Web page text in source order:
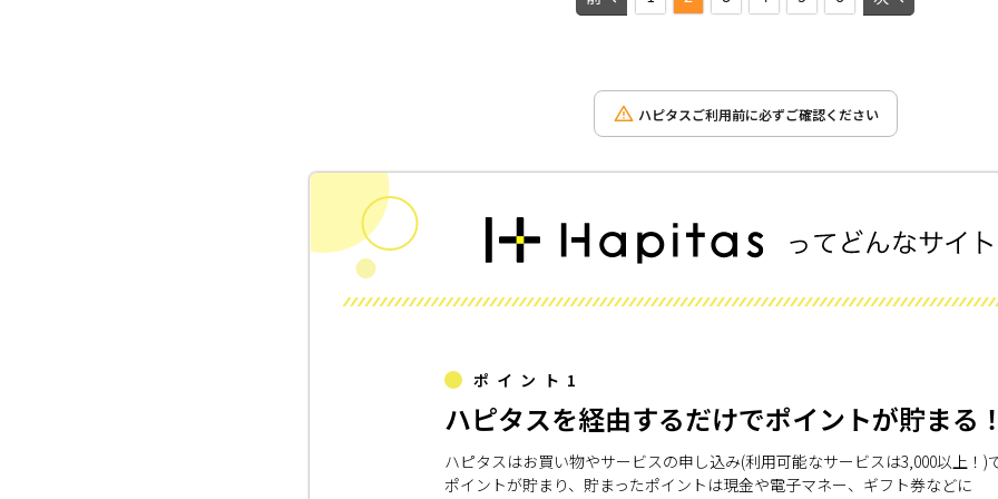
ハピタスご利用前に必ずご確認ください
ポイント1
ハピタスを経由するだけでポイントが貯まる
ハピタスはお買い物やサービスの申し込み(利用可能なサービスは3,000以上！)
ポイントが貯まり、貯まったポイントは現金や電子マネー、ギフト券などに